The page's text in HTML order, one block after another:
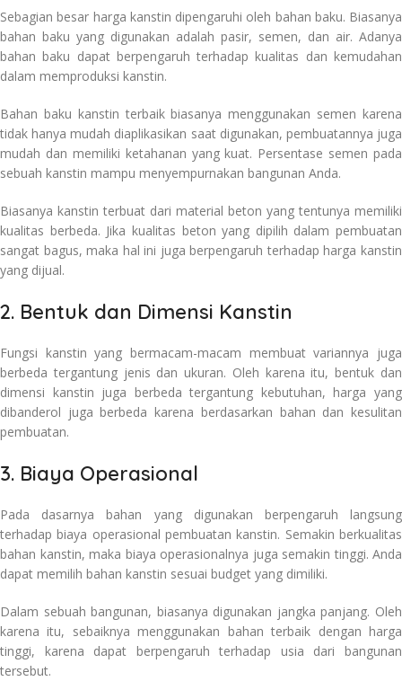
Sebagian besar harga kanstin dipengaruhi oleh bahan baku. Biasanya
bahan baku yang digunakan adalah pasir, semen, dan air. Adanya
bahan baku dapat berpengaruh terhadap kualitas dan kemudahan
dalam memproduksi kanstin.
Bahan baku kanstin terbaik biasanya menggunakan semen karena
tidak hanya mudah diaplikasikan saat digunakan, pembuatannya juga
mudah dan memiliki ketahanan yang kuat. Persentase semen pada
sebuah kanstin mampu menyempurnakan bangunan Anda.
Biasanya kanstin terbuat dari material beton yang tentunya memiliki
kualitas berbeda. Jika kualitas beton yang dipilih dalam pembuatan
sangat bagus, maka hal ini juga berpengaruh terhadap harga kanstin
yang dijual.
2. Bentuk dan Dimensi Kanstin
Fungsi kanstin yang bermacam-macam membuat variannya juga
berbeda tergantung jenis dan ukuran. Oleh karena itu, bentuk dan
dimensi kanstin juga berbeda tergantung kebutuhan, harga yang
dibanderol juga berbeda karena berdasarkan bahan dan kesulitan
pembuatan.
3. Biaya Operasional
Pada dasarnya bahan yang digunakan berpengaruh langsung
terhadap biaya operasional pembuatan kanstin. Semakin berkualitas
bahan kanstin, maka biaya operasionalnya juga semakin tinggi. Anda
dapat memilih bahan kanstin sesuai budget yang dimiliki.
Dalam sebuah bangunan, biasanya digunakan jangka panjang. Oleh
karena itu, sebaiknya menggunakan bahan terbaik dengan harga
tinggi, karena dapat berpengaruh terhadap usia dari bangunan
tersebut.